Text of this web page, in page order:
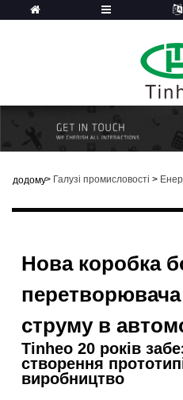
додому> Галузі промисловості >
Нова коробка
перетворювача
струму в
Tinheo 20 років
створення
виробництво